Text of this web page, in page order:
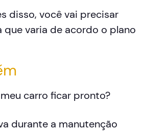
disso, você vai precisar
que varia de acordo o plano
carro ficar pronto?
durante a manutenção